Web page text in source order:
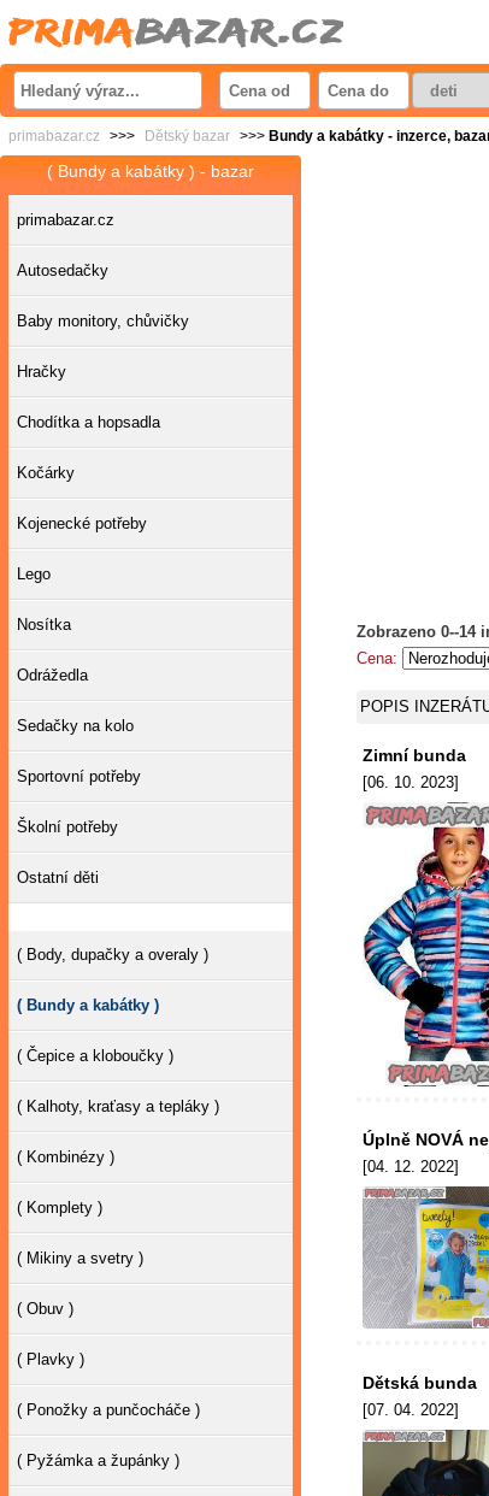
primabazar.cz >>> Dětský bazar >>> Bundy a kabátky - inzerce,
Zobrazeno 0--14
Cena:
POPIS
Zimní bunda
[06. 10. 2023]
Úplně NOVÁ
[04. 12. 2022]
Dětská bunda
[07. 04. 2022]
( Bundy a kabátky ) - bazar
primabazar.cz
Autosedačky
Baby monitory, chůvičky
Hračky
Chodítka a hopsadla
Kočárky
Kojenecké potřeby
Lego
Nosítka
Odrážedla
Sedačky na kolo
Sportovní potřeby
Školní potřeby
Ostatní děti
( Body, dupačky a overaly )
( Bundy a kabátky )
( Čepice a kloboučky )
( Kalhoty, kraťasy a tepláky )
( Kombinézy )
( Komplety )
( Mikiny a svetry )
( Obuv )
( Plavky )
( Ponožky a punčocháče )
( Pyžámka a župánky )